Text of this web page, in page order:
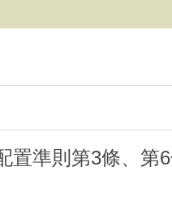
置準則第3條、第